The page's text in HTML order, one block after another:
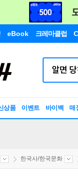
eBook 크레마클럽
상품 이벤트 바이백 매
한국사/한국문화